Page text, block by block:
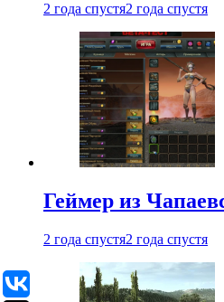
2 года спустя2 года спустя
Геймер из
2 года спустя2 года спустя